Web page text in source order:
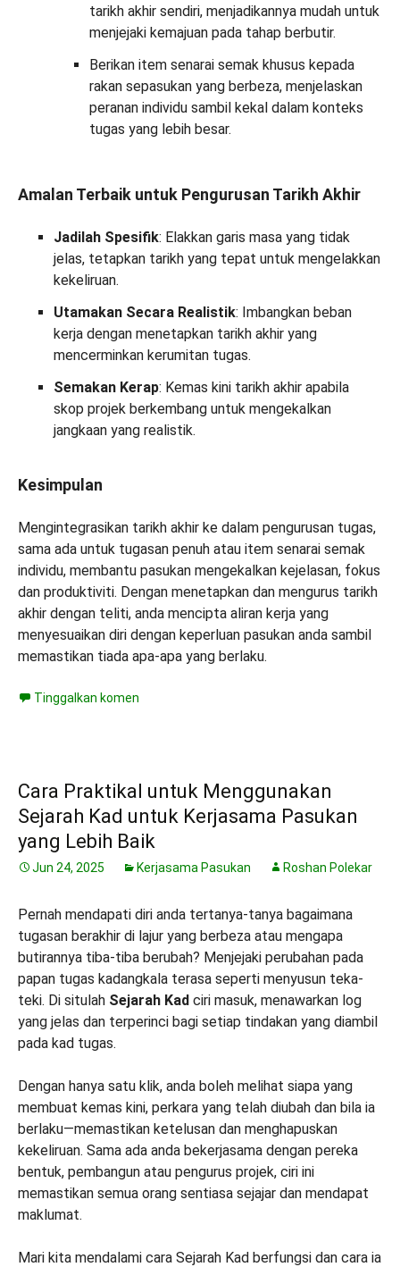
tarikh akhir sendiri, menjadikannya mudah untuk
menjejaki kemajuan pada tahap berbutir.
Berikan item senarai semak khusus kepada
rakan sepasukan yang berbeza, menjelaskan
peranan individu sambil kekal dalam konteks
tugas yang lebih besar.
Amalan Terbaik untuk Pengurusan Tarikh Akhir
Jadilah Spesifik: Elakkan garis masa yang tidak
jelas, tetapkan tarikh yang tepat untuk mengelakkan
kekeliruan.
Utamakan Secara Realistik: Imbangkan beban
kerja dengan menetapkan tarikh akhir yang
mencerminkan kerumitan tugas.
Semakan Kerap: Kemas kini tarikh akhir apabila
skop projek berkembang untuk mengekalkan
jangkaan yang realistik.
Kesimpulan
Mengintegrasikan tarikh akhir ke dalam pengurusan tugas,
sama ada untuk tugasan penuh atau item senarai semak
individu, membantu pasukan mengekalkan kejelasan, fokus
dan produktiviti. Dengan menetapkan dan mengurus tarikh
akhir dengan teliti, anda mencipta aliran kerja yang
menyesuaikan diri dengan keperluan pasukan anda sambil
memastikan tiada apa-apa yang berlaku.
Tinggalkan komen
Cara Praktikal untuk Menggunakan
Sejarah Kad untuk Kerjasama Pasukan
yang Lebih Baik
Jun 24, 2025 Kerjasama Pasukan Roshan Polekar
Pernah mendapati diri anda tertanya-tanya bagaimana
tugasan berakhir di lajur yang berbeza atau mengapa
butirannya tiba-tiba berubah? Menjejaki perubahan pada
papan tugas kadangkala terasa seperti menyusun teka-
teki. Di situlah Sejarah Kad ciri masuk, menawarkan log
yang jelas dan terperinci bagi setiap tindakan yang diambil
pada kad tugas.
Dengan hanya satu klik, anda boleh melihat siapa yang
membuat kemas kini, perkara yang telah diubah dan bila ia
berlaku—memastikan ketelusan dan menghapuskan
kekeliruan. Sama ada anda bekerjasama dengan pereka
bentuk, pembangun atau pengurus projek, ciri ini
memastikan semua orang sentiasa sejajar dan mendapat
maklumat.
Mari kita mendalami cara Sejarah Kad berfungsi dan cara ia